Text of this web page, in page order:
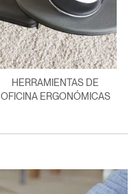
HERRAMIENTAS DE
OFICINA ERGONÓMICAS